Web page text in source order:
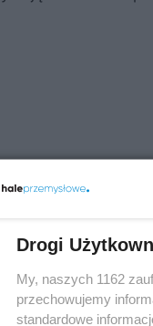
Drogi
My, naszych 1162
przechowujemy
standardowe